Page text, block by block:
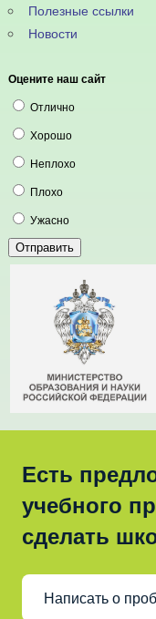
Полезные ссылки
Новости
Оцените наш сайт
Отлично
Хорошо
Неплохо
Плохо
Ужасно
Есть
учебного
сделать
Написать о